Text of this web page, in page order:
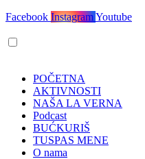
Facebook InstagramYoutube
POČETNA
AKTIVNOSTI
NAŠA LA VERNA
Podcast
BUĆKURIŠ
TUSPAS MENE
O nama